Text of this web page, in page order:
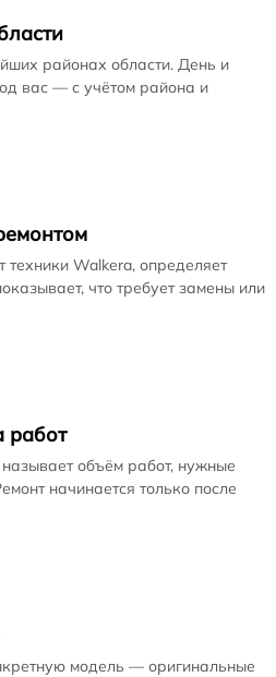
районах области. День и
вас — с учётом района и
техники Walkera, определяет
что требует замены или
работ
объём работ, нужные
начинается только после
модель — оригинальные